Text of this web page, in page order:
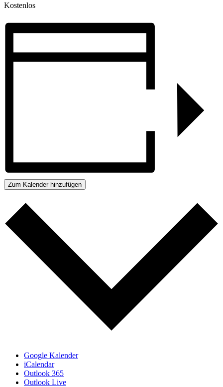
Kostenlos
Zum Kalender hinzufügen
Google Kalender
iCalendar
Outlook 365
Outlook Live